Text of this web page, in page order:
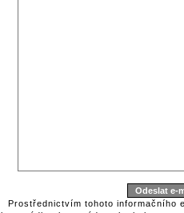
Prostřednictvím tohoto informačního